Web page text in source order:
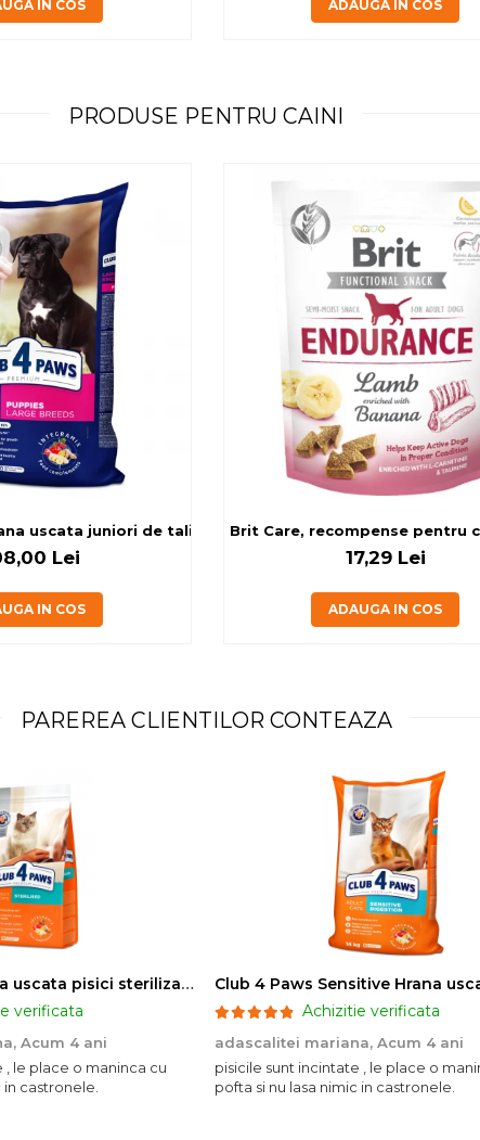
IN COS ADAUGA IN COS
PRODUSE PENTRU CAINI
uscata juniori de talie mare, cu pui, 14kg
Lei
IN COS
Brit Care, recompense pentru
17,29 Lei
ADAUGA IN COS
PAREREA CLIENTILOR CONTEAZA
Club 4 Paws Hrana uscata pisici sterilizate, 2kg
verificata
Acum 4 ani
, le place o maninca cu
castronele.
Achizitie verificata
adascalitei mariana, Acum 4 ani
pisicile sunt incintate , le place o
pofta si nu lasa nimic in castronele.